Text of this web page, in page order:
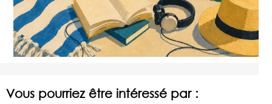
Vous pourriez être intéressé par :